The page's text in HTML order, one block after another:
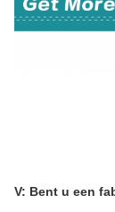
V: Bent u een